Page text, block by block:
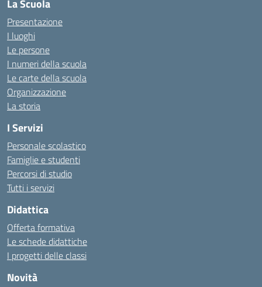
La Scuola
Presentazione
I luoghi
Le persone
I numeri della scuola
Le carte della scuola
Organizzazione
La storia
I Servizi
Personale scolastico
Famiglie e studenti
Percorsi di studio
Tutti i servizi
Didattica
Offerta formativa
Le schede didattiche
I progetti delle classi
Novità